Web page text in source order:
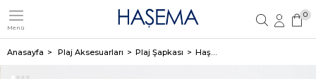
Menü
Üye Girişi Üye Ol
0
Anasayfa Plaj Aksesuarları Plaj Şapkası Haşema Kurdele Detaylı Krem Renk Hasır Plaj Şapkası 19056